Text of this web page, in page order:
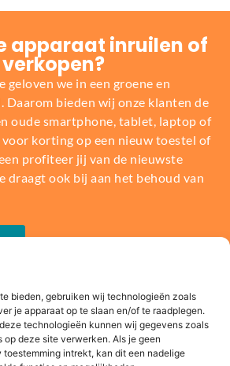
bieden, gebruiken wij technologieën zoals
je apparaat op te slaan en/of te raadplegen.
technologieën kunnen wij gegevens zoals
op deze site verwerken. Als je geen
intrekt, kan dit een nadelige
apparaat inruilen of
verkopen?
we in een groene en
Daarom bieden wij onze klanten de
oude smartphone, tablet, laptop of
korting op een nieuw toestel of
profiteer jij van de nieuwste
draagt ook bij aan het behoud van
dagen Fysieke Webwink